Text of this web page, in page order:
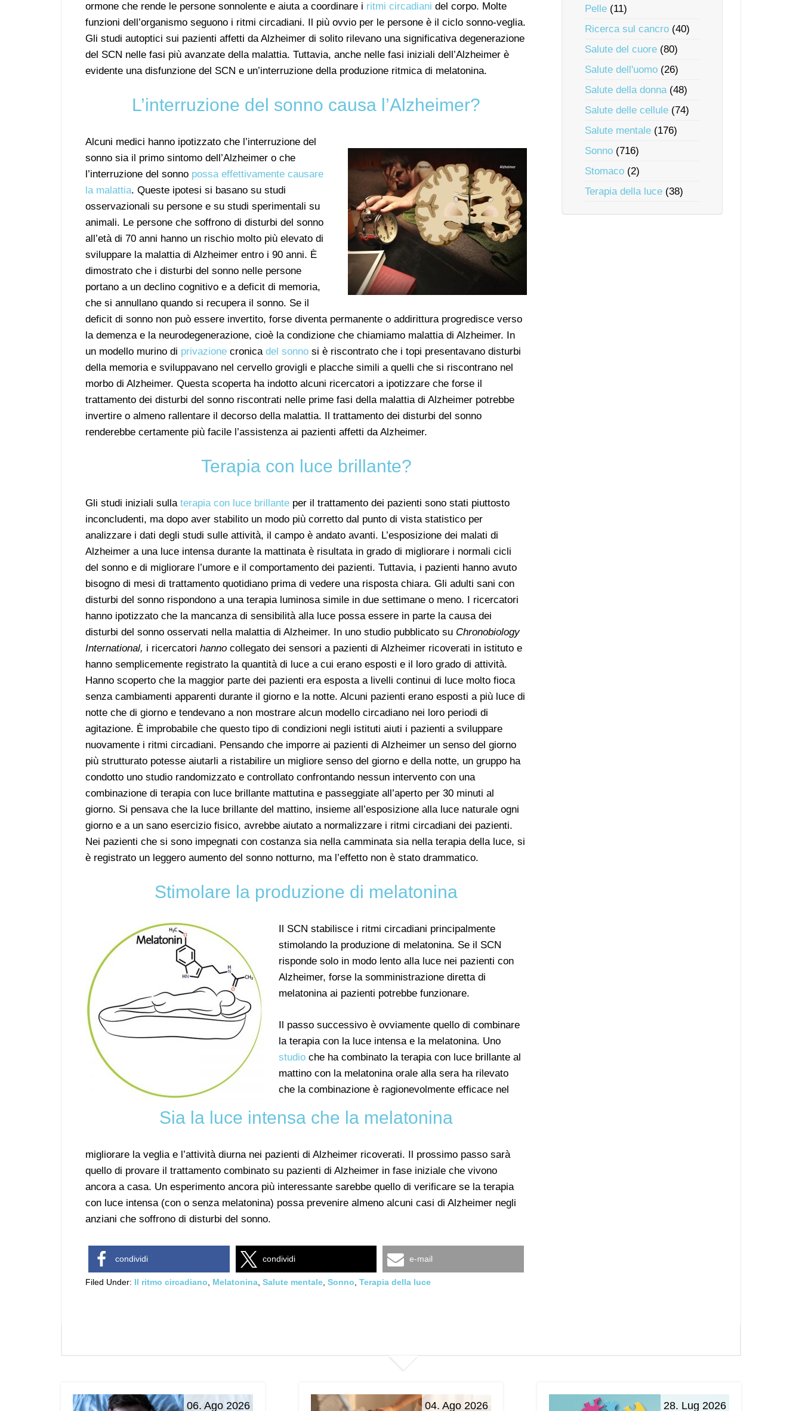
ormone che rende le persone sonnolente e aiuta a coordinare i ritmi circadiani del corpo. Molte
funzioni dell’organismo seguono i ritmi circadiani. Il più ovvio per le persone è il ciclo sonno-veglia.
Gli studi autoptici sui pazienti affetti da Alzheimer di solito rilevano una significativa degenerazione
del SCN nelle fasi più avanzate della malattia. Tuttavia, anche nelle fasi iniziali dell’Alzheimer è
evidente una disfunzione del SCN e un’interruzione della produzione ritmica di melatonina.
L’interruzione del sonno causa l’Alzheimer?
Alcuni medici hanno ipotizzato che l’interruzione del
sonno sia il primo sintomo dell’Alzheimer o che
l’interruzione del sonno possa effettivamente causare
la malattia. Queste ipotesi si basano su studi
osservazionali su persone e su studi sperimentali su
animali. Le persone che soffrono di disturbi del sonno
all’età di 70 anni hanno un rischio molto più elevato di
sviluppare la malattia di Alzheimer entro i 90 anni. È
dimostrato che i disturbi del sonno nelle persone
portano a un declino cognitivo e a deficit di memoria,
che si annullano quando si recupera il sonno. Se il
deficit di sonno non può essere invertito, forse diventa permanente o addirittura progredisce verso
la demenza e la neurodegenerazione, cioè la condizione che chiamiamo malattia di Alzheimer. In
un modello murino di privazione cronica del sonno si è riscontrato che i topi presentavano disturbi
della memoria e sviluppavano nel cervello grovigli e placche simili a quelli che si riscontrano nel
morbo di Alzheimer. Questa scoperta ha indotto alcuni ricercatori a ipotizzare che forse il
trattamento dei disturbi del sonno riscontrati nelle prime fasi della malattia di Alzheimer potrebbe
invertire o almeno rallentare il decorso della malattia. Il trattamento dei disturbi del sonno
renderebbe certamente più facile l’assistenza ai pazienti affetti da Alzheimer.
Terapia con luce brillante?
Gli studi iniziali sulla terapia con luce brillante per il trattamento dei pazienti sono stati piuttosto
inconcludenti, ma dopo aver stabilito un modo più corretto dal punto di vista statistico per
analizzare i dati degli studi sulle attività, il campo è andato avanti. L’esposizione dei malati di
Alzheimer a una luce intensa durante la mattinata è risultata in grado di migliorare i normali cicli
del sonno e di migliorare l’umore e il comportamento dei pazienti. Tuttavia, i pazienti hanno avuto
bisogno di mesi di trattamento quotidiano prima di vedere una risposta chiara. Gli adulti sani con
disturbi del sonno rispondono a una terapia luminosa simile in due settimane o meno. I ricercatori
hanno ipotizzato che la mancanza di sensibilità alla luce possa essere in parte la causa dei
disturbi del sonno osservati nella malattia di Alzheimer. In uno studio pubblicato su Chronobiology
International, i ricercatori hanno collegato dei sensori a pazienti di Alzheimer ricoverati in istituto e
hanno semplicemente registrato la quantità di luce a cui erano esposti e il loro grado di attività.
Hanno scoperto che la maggior parte dei pazienti era esposta a livelli continui di luce molto fioca
senza cambiamenti apparenti durante il giorno e la notte. Alcuni pazienti erano esposti a più luce di
notte che di giorno e tendevano a non mostrare alcun modello circadiano nei loro periodi di
agitazione. È improbabile che questo tipo di condizioni negli istituti aiuti i pazienti a sviluppare
nuovamente i ritmi circadiani. Pensando che imporre ai pazienti di Alzheimer un senso del giorno
più strutturato potesse aiutarli a ristabilire un migliore senso del giorno e della notte, un gruppo ha
condotto uno studio randomizzato e controllato confrontando nessun intervento con una
combinazione di terapia con luce brillante mattutina e passeggiate all’aperto per 30 minuti al
giorno. Si pensava che la luce brillante del mattino, insieme all’esposizione alla luce naturale ogni
giorno e a un sano esercizio fisico, avrebbe aiutato a normalizzare i ritmi circadiani dei pazienti.
Nei pazienti che si sono impegnati con costanza sia nella camminata sia nella terapia della luce, si
è registrato un leggero aumento del sonno notturno, ma l’effetto non è stato drammatico.
Stimolare la produzione di melatonina
Il SCN stabilisce i ritmi circadiani principalmente
stimolando la produzione di melatonina. Se il SCN
risponde solo in modo lento alla luce nei pazienti con
Alzheimer, forse la somministrazione diretta di
melatonina ai pazienti potrebbe funzionare.
Sia la luce intensa che la melatonina
Il passo successivo è ovviamente quello di combinare
la terapia con la luce intensa e la melatonina. Uno
studio che ha combinato la terapia con luce brillante al
mattino con la melatonina orale alla sera ha rilevato
che la combinazione è ragionevolmente efficace nel
migliorare la veglia e l’attività diurna nei pazienti di Alzheimer ricoverati. Il prossimo passo sarà
quello di provare il trattamento combinato su pazienti di Alzheimer in fase iniziale che vivono
ancora a casa. Un esperimento ancora più interessante sarebbe quello di verificare se la terapia
con luce intensa (con o senza melatonina) possa prevenire almeno alcuni casi di Alzheimer negli
anziani che soffrono di disturbi del sonno.
condividi condividi e-mail
Filed Under: Il ritmo circadiano Melatonina Salute mentale Sonno Terapia della luce
Pelle (11)
Ricerca sul cancro (40)
Salute del cuore (80)
Salute dell'uomo (26)
Salute della donna(48)
Salute delle cellule (74)
Salute mentale (176)
Sonno (716)
Stomaco (2)
Terapia della luce (38)
06. Ago 2026 04. Ago 2026 28. Lug 2026